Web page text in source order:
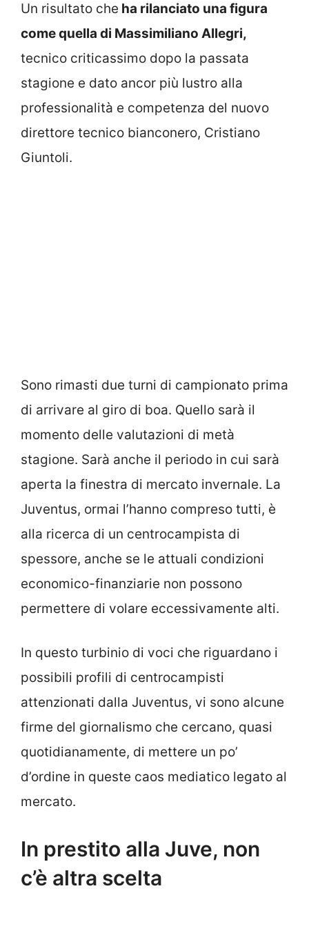
Un risultato che ha rilanciato una figura
come quella di Massimiliano Allegri,
tecnico criticassimo dopo la passata
stagione e dato ancor più lustro alla
professionalità e competenza del nuovo
direttore tecnico bianconero, Cristiano
Giuntoli.
Sono rimasti due turni di campionato prima
di arrivare al giro di boa. Quello sarà il
momento delle valutazioni di metà
stagione. Sarà anche il periodo in cui sarà
aperta la finestra di mercato invernale. La
Juventus, ormai l’hanno compreso tutti, è
alla ricerca di un centrocampista di
spessore, anche se le attuali condizioni
economico-finanziarie non possono
permettere di volare eccessivamente alti.
In questo turbinio di voci che riguardano i
possibili profili di centrocampisti
attenzionati dalla Juventus, vi sono alcune
firme del giornalismo che cercano, quasi
quotidianamente, di mettere un po’
d’ordine in queste caos mediatico legato al
mercato.
In prestito alla Juve, non
c’è altra scelta